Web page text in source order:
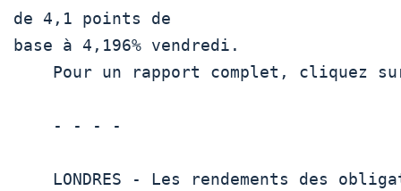
de 4,1 points de
base à 4,196% vendredi.